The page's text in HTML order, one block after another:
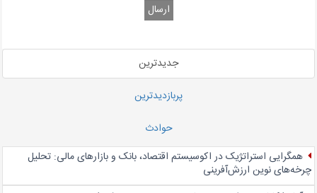
ارسال
جدیدترین
پربازدیدترین
حوادث
همگرایی استراتژیک در اکوسیستم اقتصاد، بانک و بازارهای مالی: تحلیل
چرخه‌های نوین ارزش‌آفرینی